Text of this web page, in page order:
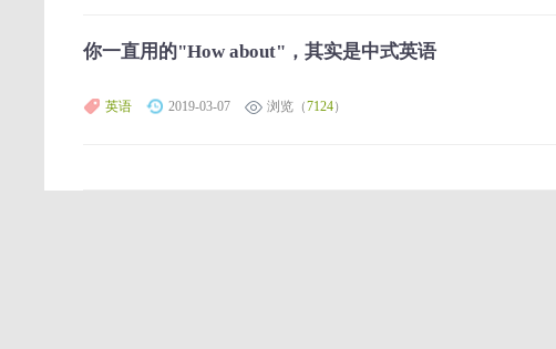
你一直用的"How about"，其实是中式英语
英语 2019-03-07 浏览（7124）